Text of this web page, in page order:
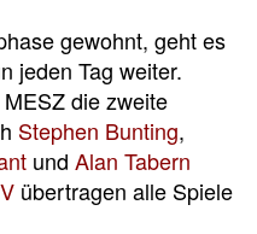
gewohnt, geht es
jeden Tag weiter.
die zweite
Stephen Bunting,
und Alan Tabern
übertragen alle Spiele